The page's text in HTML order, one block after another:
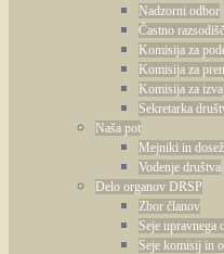
Nadzorni odbor
Častno
Komisija za
Komisija za
Komisija za
Sekretarka
Naša pot
Mejniki in
Vodenje društva
Delo organov DRSP
Zbor članov
Seje upravnega
Seje komisij in